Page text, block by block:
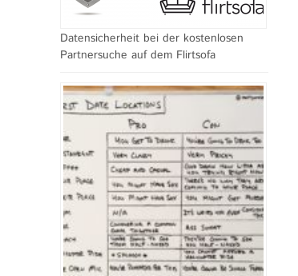
Datensicherheit bei der kostenlosen
Partnersuche auf dem Flirtsofa